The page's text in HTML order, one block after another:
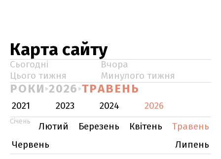
Карта сайту
Сьогодні
Вчора
Цього тижня
Минулого тижня
РОКИ 2026 ТРАВЕНЬ
2021 2023 2024 2026
Січень Лютий Березень Квітень
Травень
Червень
Липень